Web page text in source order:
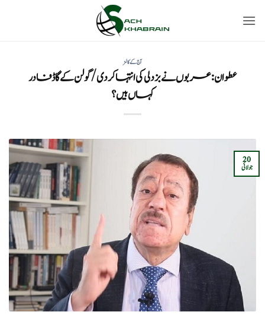
آج کے کالمز
عطوان: عربوں نے بزدلی کی انتہا کر دی/ گولن کے گاڈ فادر
کہاں ہیں؟
20
جولائی